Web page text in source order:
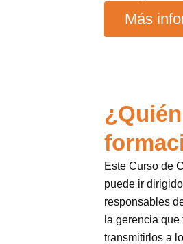
Más
Este Curso de
puede ir
responsables
la gerencia
transmitirlos a